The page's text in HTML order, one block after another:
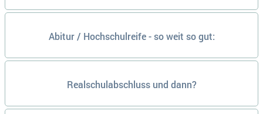
Abitur / Hochschulreife - so weit so gut:
Realschulabschluss und dann?